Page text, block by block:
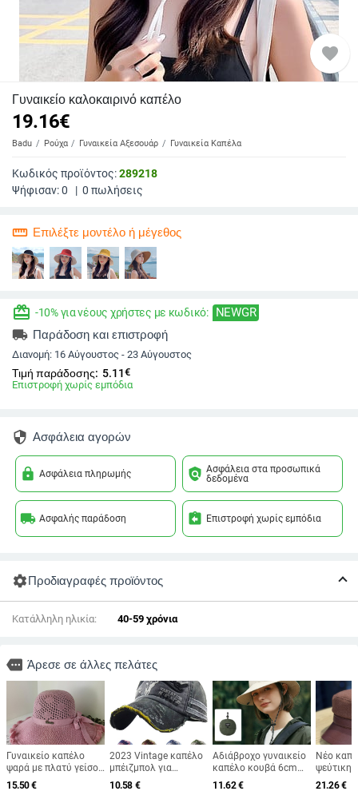
favorite
Γυναικείο καλοκαιρινό καπέλο
19.16€
Badu Ρούχα Γυναικεία Αξεσουάρ Γυναικεία Καπέλα
Κωδικός προϊόντος:289218
Ψήφισαν:0 | 0 πωλήσεις
straighten Επιλέξτε μοντέλο ή μέγεθος
redeem -10% για νέους χρήστες με κωδικό: NEWGR
local_shipping Παράδοση και επιστροφή
Διανομή: 16 Αύγουστος - 23 Αύγουστος
Τιμή παράδοσης: 5.11€
Επιστροφή χωρίς εμπόδια
security Ασφάλεια αγορών
lock Ασφάλεια πληρωμής policy Ασφάλεια στα προσωπικά
δεδομένα
local_shipping Ασφαλής παράδοση assignment_return Επιστροφή χωρίς εμπόδια
settingsΠροδιαγραφές προϊόντος
Κατάλληλη ηλικία: 40-59 χρόνια
more Άρεσε σε άλλες πελάτες
Γυναικείο καπέλο
ψαρά με πλατύ γείσο,
καπέλο ηλίου, πλεκτό
καπέλο ηλίου, καπέλο
15.50€
2023 Vintage καπέλο
μπέιζμπολ για
ανδρικά καπέλα
Άνοιξη Καλοκαίρι
10.58 €
Αδιάβροχο γυναικείο
καπέλο κουβά 6cm
Καπέλο ηλίου
πτυσσόμενο
11.62€
Νέο
ψεύτικη
γυναίκες,
21.26€